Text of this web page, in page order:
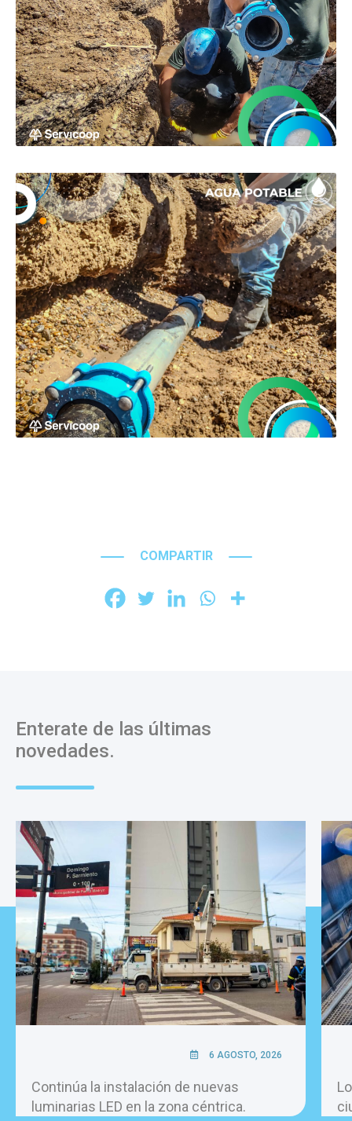
COMPARTIR
Enterate de las últimas
novedades.
6 AGOSTO, 2026
Continúa la instalación de nuevas
luminarias LED en la zona céntrica.